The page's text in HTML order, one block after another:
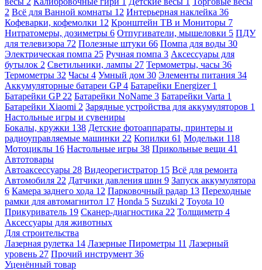
2 Всё для Ванной комнаты 12 Интерьерная наклейка 36
Кофеварки, кофемолки 12 Кронштейн ТВ и Мониторы 7
Нитратомеры, дозиметры 6 Отпугиватели, мышеловки 5 ПДУ
для телевизора 72 Полезные штуки 66 Помпа для воды 30
Электрическая помпа 25 Ручная помпа 3 Аксессуары для
бутылок 2 Светильники, лампы 27 Термометры, часы 36
Термометры 32 Часы 4 Умный дом 30 Элементы питания 34
Аккумуляторные батареи GP4 Батарейки Energizer 1
Батарейки GP 22 Батарейки NoName 3 Батарейки Varta 1
Батарейки Xiaomi 2 Зарядные устройства для аккумуляторов 1
Настольные игры и сувениры
Бокалы, кружки 138 Детские фотоаппараты, принтеры и
радиоуправляемые машинки 22 Копилки 61 Модельки 118
Мотоциклы 16 Настольные игры 38 Прикольные вещи 41
Автотовары
Автоаксессуары 28 Видеорегистратор 15 Всё для ремонта
Автомобиля 22 Датчики давления шин 9 Запуск аккумулятора
6 Камера заднего хода 12 Парковочный радар 13 Переходные
рамки для автомагнитол 17 Honda 5 Suzuki 2 Toyota 10
Прикуриватель 19 Сканер-диагностика 22 Толщиметр 4
Аксессуары для животных
Для строительства
Лазерная рулетка 14 Лазерные Пирометры 11 Лазерный
уровень 27 Прочий инструмент 36
Уценённый товар